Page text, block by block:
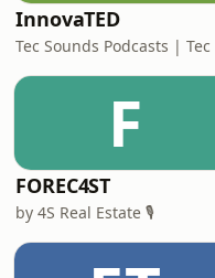
InnovaTED
F
FOREC4ST
by 4S Real Estate 🎙️